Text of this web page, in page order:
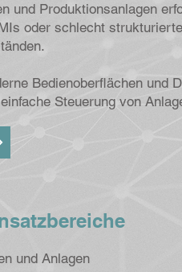
und Produktionsanlagen
oder schlecht
Bedienoberflächen und
Steuerung von
und Anlagen